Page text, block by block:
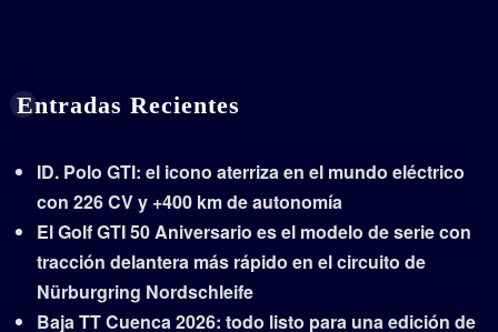
Entradas Recientes
ID. Polo GTI: el icono aterriza en el mundo eléctrico
con 226 CV y +400 km de autonomía
El Golf GTI 50 Aniversario es el modelo de serie con
tracción delantera más rápido en el circuito de
Nürburgring Nordschleife
Baja TT Cuenca 2026: todo listo para una edición de